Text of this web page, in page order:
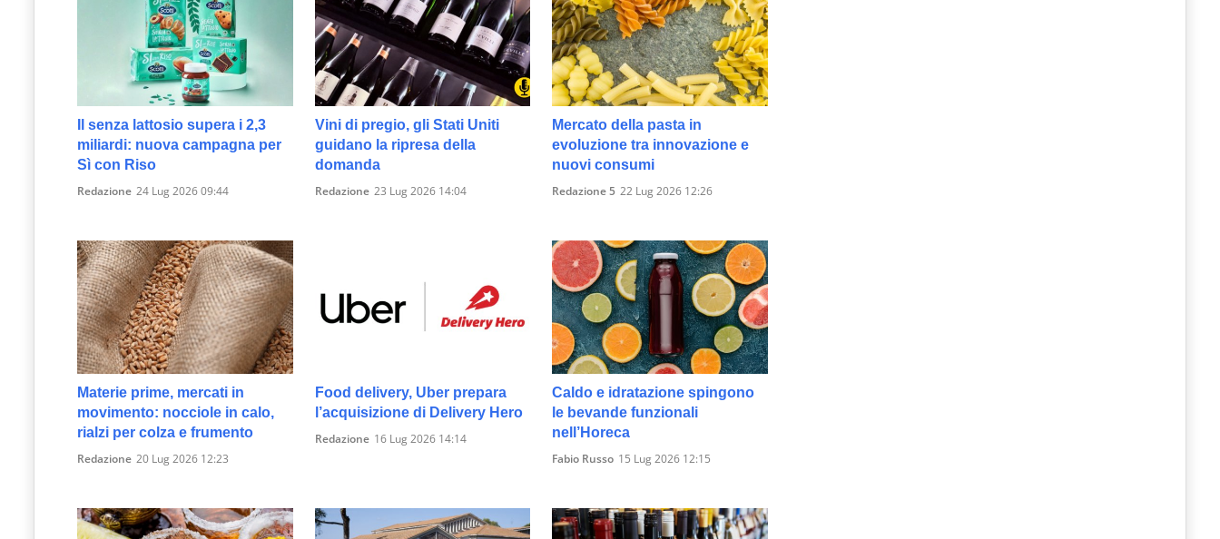
Il senza lattosio supera i 2,3
miliardi: nuova campagna per
Sì con Riso
Redazione 24 Lug 2026 09:44
Vini di pregio, gli Stati Uniti
guidano la ripresa della
domanda
Redazione 23 Lug 2026 14:04
Mercato della pasta in
evoluzione tra innovazione e
nuovi consumi
Redazione 5 22 Lug 2026 12:26
Materie prime, mercati in
movimento: nocciole in calo,
rialzi per colza e frumento
Redazione 20 Lug 2026 12:23
Food delivery, Uber prepara
l’acquisizione di Delivery Hero
Redazione 16 Lug 2026 14:14
Caldo e idratazione spingono
le bevande funzionali
nell’Horeca
Fabio Russo 15 Lug 2026 12:15